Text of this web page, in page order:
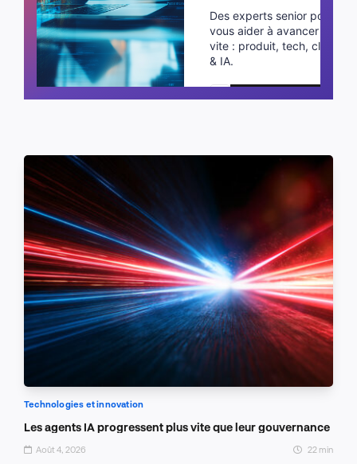
Des experts senior pour
vous aider à avancer plus
vite : produit, tech, cloud
& IA.
Planifier un appel
Technologies et innovation
Les agents IA progressent plus vite que leur gouvernance
Août 4, 2026 22 min